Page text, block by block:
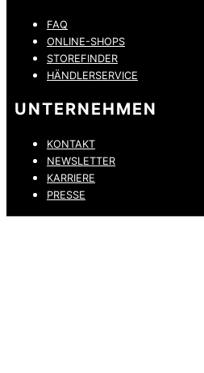
FAQ
ONLINE-SHOPS
STOREFINDER
HÄNDLERSERVICE
UNTERNEHMEN
KONTAKT
NEWSLETTER
KARRIERE
PRESSE